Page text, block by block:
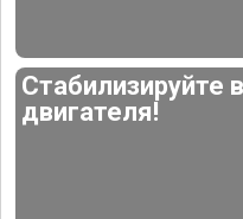
Стабилизируйте
двигателя!